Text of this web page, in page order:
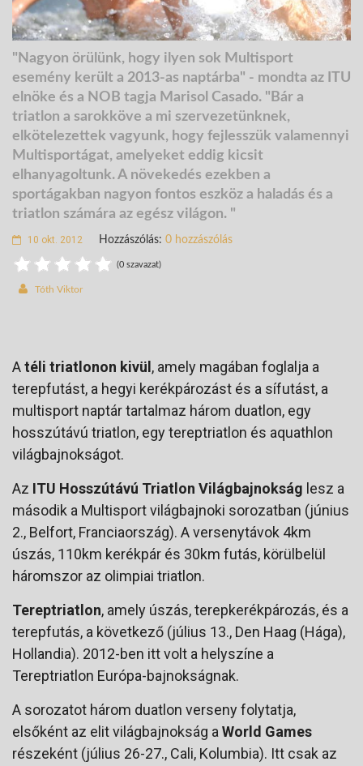
"Nagyon örülünk, hogy ilyen sok Multisport
esemény került a 2013-as naptárba" - mondta az ITU
elnöke és a NOB tagja Marisol Casado. "Bár a
triatlon a sarokköve a mi szervezetünknek,
elkötelezettek vagyunk, hogy fejlesszük valamennyi
Multisportágat, amelyeket eddig kicsit
elhanyagoltunk.A növekedés ezekben a
sportágakban nagyon fontos eszköz a haladás és a
triatlon számára az egész világon. "
10 okt. 2012 Hozzászólás: 0 hozzászólás
(0 szavazat)
Tóth Viktor
Atéli triatlonon kivül , amely magában foglalja a
terepfutást, a hegyi kerékpározást és a sífutást, a
multisport naptár tartalmaz három duatlon, egy
hosszútávú triatlon, egy tereptriatlon és aquathlon
világbajnokságot.
Az ITU Hosszútávú Triatlon Világbajnokság lesz a
második a Multisport világbajnoki sorozatban (június
2., Belfort, Franciaország). A versenytávok 4km
úszás, 110km kerékpár és 30km futás, körülbelül
háromszor az olimpiai triatlon.
Tereptriatlon, amely úszás, terepkerékpározás, és a
terepfutás, a következő (július 13., Den Haag (Hága),
Hollandia). 2012-ben ittvolt a helyszíne a
Tereptriatlon Európa-bajnokságnak.
A sorozatot három duatlon verseny folytatja,
elsőként az elit világbajnokság aWorld Games
részeként (július 26-27., Cali, Kolumbia). Itt csak az